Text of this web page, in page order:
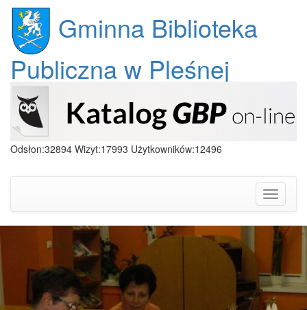
Gminna Biblioteka
Publiczna w Pleśnej
Odsłon:32894 Wizyt:17993 Użytkowników:12496
Toggle